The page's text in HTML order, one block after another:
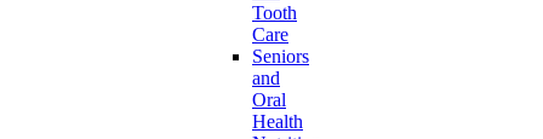
Tooth
Care
Seniors
and
Oral
Health